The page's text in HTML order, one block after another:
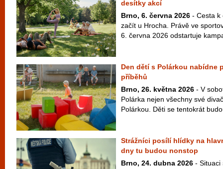
desítky akcí
Brno, 6. června 2026 - Cesta k
začít u Hrocha. Právě ve
6. června 2026 odstartuje
Den dětí s Polárkou nabídne
příběhů
Brno, 26. května 2026 - V
Polárka nejen všechny své
Polárkou. Děti se tentokrát
Strážníci posílí hlídky na
dny tu budou nonstop
Brno, 24. dubna 2026 - Situaci